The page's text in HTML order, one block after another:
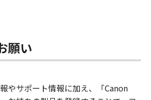
願い
やサポート情報に加え、「Canon